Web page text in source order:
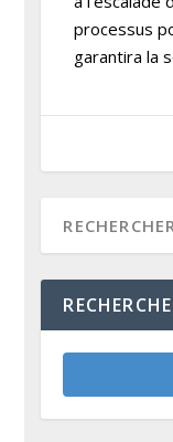
processus
garantira la